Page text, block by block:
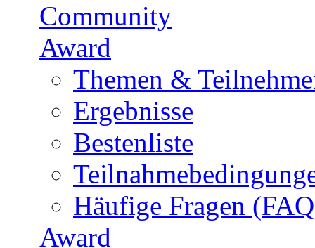
Community
Award
Themen &
Ergebnisse
Bestenliste
Häufige Fragen
Award